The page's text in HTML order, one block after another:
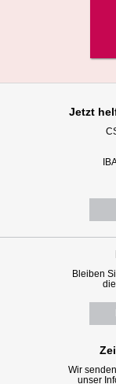
Jetzt
Bleiben
Wir
unser